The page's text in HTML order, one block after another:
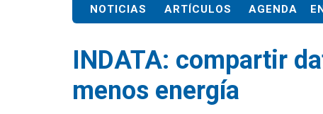
NOTICIAS ARTÍCULOS AGENDA
INDATA: compartir
menos energía